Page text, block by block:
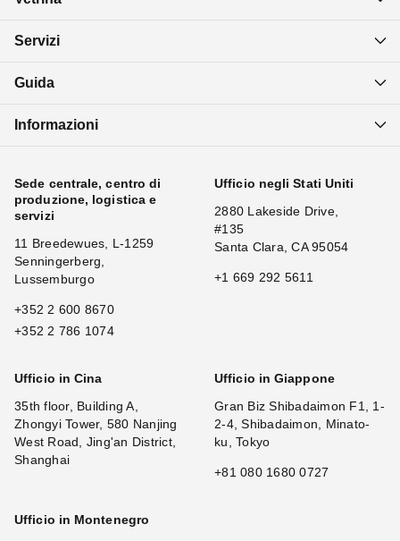
Servizi
Guida
Informazioni
Sede centrale, centro di
produzione, logistica e
servizi
11 Breedewues, L-1259
Senningerberg,
Lussemburgo
+352 2 600 8670
+352 2 786 1074
Ufficio negli Stati Uniti
2880 Lakeside Drive,
#135
Santa Clara, CA 95054
+1 669 292 5611
Ufficio in Cina
35th floor, Building A,
Zhongyi Tower, 580 Nanjing
West Road, Jing'an District,
Shanghai
Ufficio in Giappone
Gran Biz Shibadaimon F1, 1-
2-4, Shibadaimon, Minato-
ku, Tokyo
+81 080 1680 0727
Ufficio in Montenegro